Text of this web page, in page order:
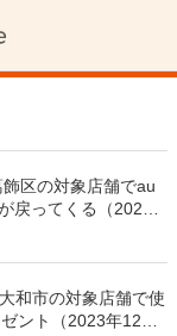
飾区の対象店舗でau
戻ってくる（2023
和市の対象店舗で使
ント（2023年12月1